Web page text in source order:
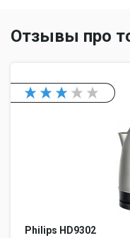
Отзывы про
Philips HD9302